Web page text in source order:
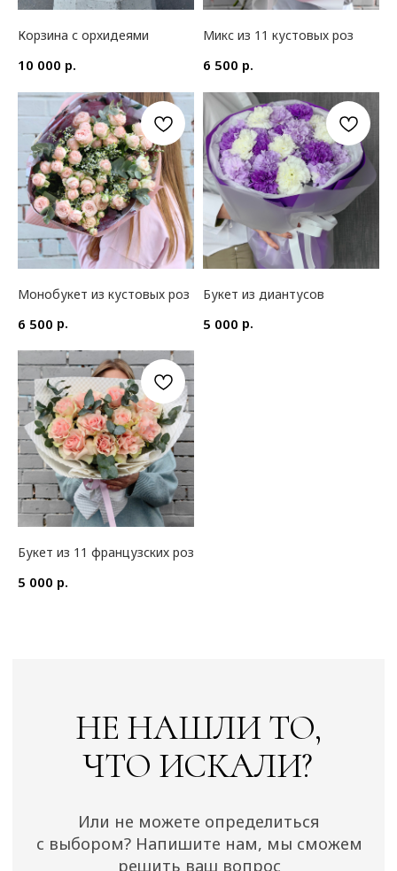
Корзина с орхидеями
10 000 р.
Микс из 11 кустовых роз
6 500 р.
Монобукет из кустовых роз
6 500 р.
Букет из диантусов
5 000 р.
Букет из 11 французских роз
5 000 р.